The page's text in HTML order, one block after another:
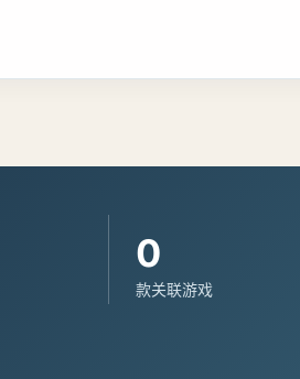
0
款关联游戏